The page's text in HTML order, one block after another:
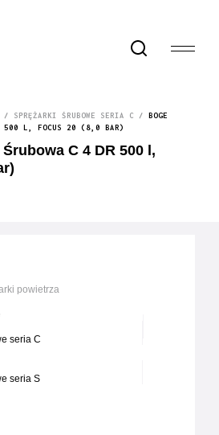
/ SPRĘŻARKI ŚRUBOWE SERIA C / BOGE
500 L, FOCUS 20 (8,0 BAR)
C 4 DR 500 l,
powietrza
seria C
seria S